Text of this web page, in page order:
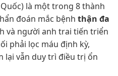
là một trong 8 thành
đoán mắc bệnh thận đa
và người anh trai tiến triển
phải lọc máu định kỳ,
vẫn duy trì điều trị ổn